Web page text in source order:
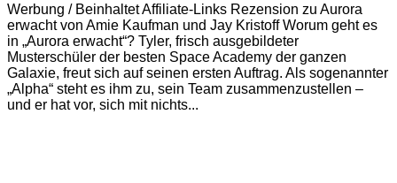
Werbung / Beinhaltet Affiliate-Links Rezension zu Aurora
erwacht von Amie Kaufman und Jay Kristoff Worum geht es
in „Aurora erwacht“? Tyler, frisch ausgebildeter
Musterschüler der besten Space Academy der ganzen
Galaxie, freut sich auf seinen ersten Auftrag. Als sogenannter
„Alpha“ steht es ihm zu, sein Team zusammenzustellen –
und er hat vor, sich mit nichts...